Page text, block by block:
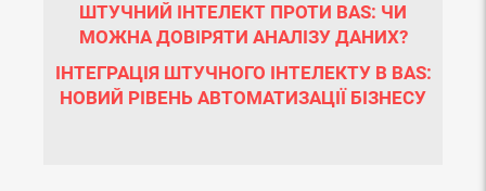
ШТУЧНИЙ ІНТЕЛЕКТ ПРОТИ BAS: ЧИ
МОЖНА ДОВІРЯТИ АНАЛІЗУ ДАНИХ?
ІНТЕГРАЦІЯ ШТУЧНОГО ІНТЕЛЕКТУ В BAS:
НОВИЙ РІВЕНЬ АВТОМАТИЗАЦІЇ БІЗНЕСУ